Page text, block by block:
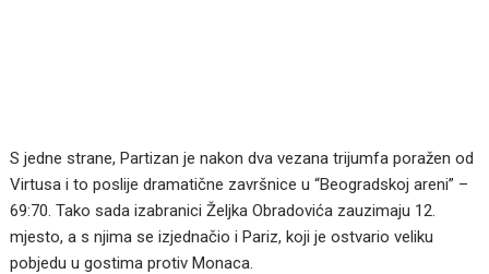
S jedne strane, Partizan je nakon dva vezana trijumfa poražen od
Virtusa i to poslije dramatične završnice u “Beogradskoj areni” –
69:70. Tako sada izabranici Željka Obradovića zauzimaju 12.
mjesto, a s njima se izjednačio i Pariz, koji je ostvario veliku
pobjedu u gostima protiv Monaca.